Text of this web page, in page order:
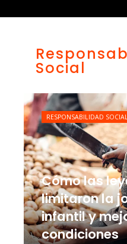
Social
Cómo las
limitaron la
infantil y
condiciones
RESPONSABILIDAD